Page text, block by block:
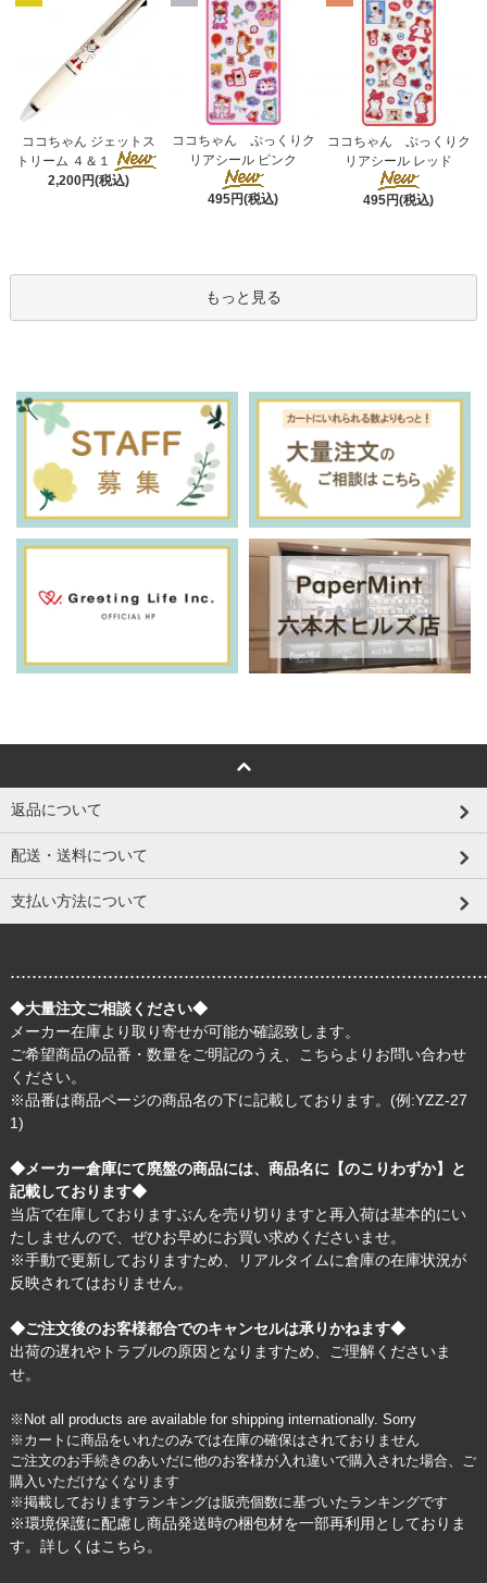
ココちゃん ジェットス
トリーム ４＆１
2,200円(税込)
ココちゃん ぷっくりク
リアシール ピンク
495円(税込)
ココちゃん ぷっくりク
リアシール レッド
495円(税込)
もっと見る
返品について
配送・送料について
支払い方法について
◆大量注文ご相談ください◆
メーカー在庫より取り寄せが可能か確認致します。
ご希望商品の品番・数量をご明記のうえ、
こちら よりお問い合わせ
ください。
※品番は商品ページの商品名の下に記載しております。(例:YZZ-27
1)
◆メーカー倉庫にて廃盤の商品には、商品名に【のこりわずか】と
記載しております◆
当店で在庫しておりますぶんを売り切りますと再入荷は基本的にい
たしませんので、ぜひお早めにお買い求めくださいませ。
※手動で更新しておりますため、リアルタイムに倉庫の在庫状況が
反映されてはおりません。
◆ご注文後のお客様都合でのキャンセルは承りかねます◆
出荷の遅れやトラブルの原因となりますため、ご理解くださいま
せ。
※Not all products are available for shipping internationally. Sorry
※カートに商品をいれたのみでは在庫の確保はされておりません
ご注文のお手続きのあいだに他のお客様が入れ違いで購入された場合、ご
購入いただけなくなります
※掲載しておりますランキングは販売個数に基づいたランキングです
※環境保護に配慮し商品発送時の梱包材を一部再利用としておりま
す。詳しくはこちら 。